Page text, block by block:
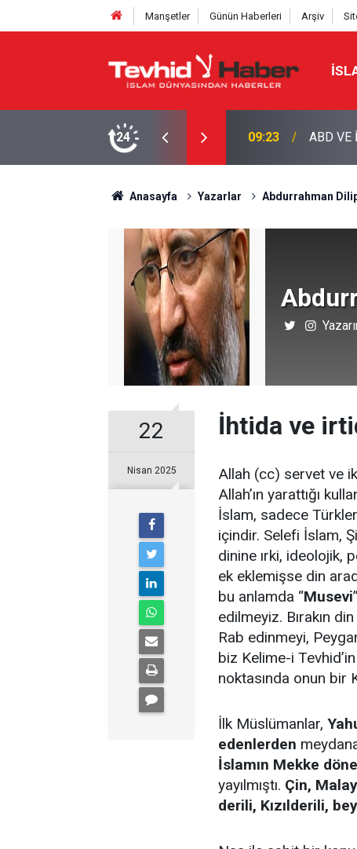
Manşetler Günün Haberleri Arşiv
24
HÜRMÜZ YASAĞI 09:08
Anasayfa Yazarlar Abdurrahman
22
Nisan 2025
İhtida ve
Allah (cc) servet ve
Allah’ın yarattığı
İslam, sadece
içindir. Selefi İslam,
dinine ırki, ideolojik,
ek eklemişse din
bu anlamda “Musevi
edilmeyiz. Bırakın
Rab edinmeyi,
biz Kelime-i
noktasında onun bir
İlk Müslümanlar,
edenlerden
İslamın Mekke
yayılmıştı. Çin,
derili, Kızılderili,